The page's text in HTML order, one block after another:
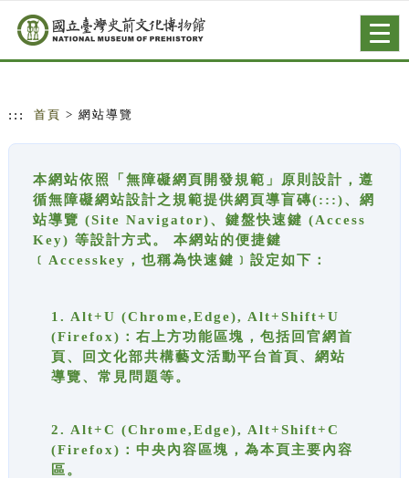
跳到主要內容
網站導覽
::: 首頁 > 網站導覽
本網站依照「無障礙網頁開發規範」原則設計，遵
循無障礙網站設計之規範提供網頁導盲磚(:::)、網
站導覽 (Site Navigator)、鍵盤快速鍵 (Access
Key) 等設計方式。 本網站的便捷鍵
﹝Accesskey，也稱為快速鍵﹞設定如下：
1. Alt+U (Chrome,Edge), Alt+Shift+U
(Firefox)：右上方功能區塊，包括回官網首
頁、回文化部共構藝文活動平台首頁、網站
導覽、常見問題等。
2. Alt+C (Chrome,Edge), Alt+Shift+C
(Firefox)：中央內容區塊，為本頁主要內容
區。